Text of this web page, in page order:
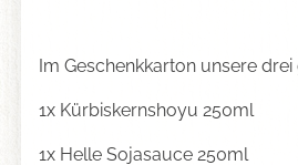
Im Geschenkkarton unsere
1x Kürbiskernshoyu 250ml
1x Helle Sojasauce 250ml